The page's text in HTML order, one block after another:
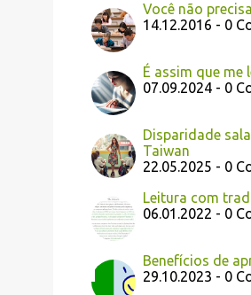
Você não
14.12.2016 - 0
É assim que
07.09.2024 - 0
Disparidade
Taiwan
22.05.2025 - 0
Leitura com
06.01.2022 - 0
Benefícios de
29.10.2023 - 0